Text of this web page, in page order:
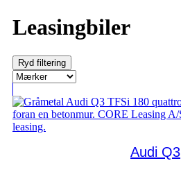
Leasingbiler
Ryd filtering
Audi Q3